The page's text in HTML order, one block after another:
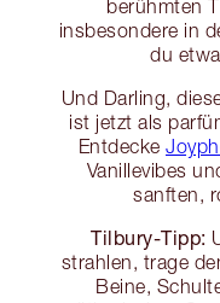
berühmten
insbesondere in
du
Und Darling,
ist jetzt als
Entdecke
Vanillevibes
sanften,
Tilbury-Tipp:
strahlen, trage
Beine,